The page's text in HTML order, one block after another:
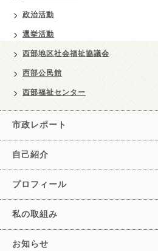
政治活動
選挙活動
西部地区社会福祉協議会
西部公民館
西部福祉センター
市政レポート
自己紹介
プロフィール
私の取組み
お知らせ